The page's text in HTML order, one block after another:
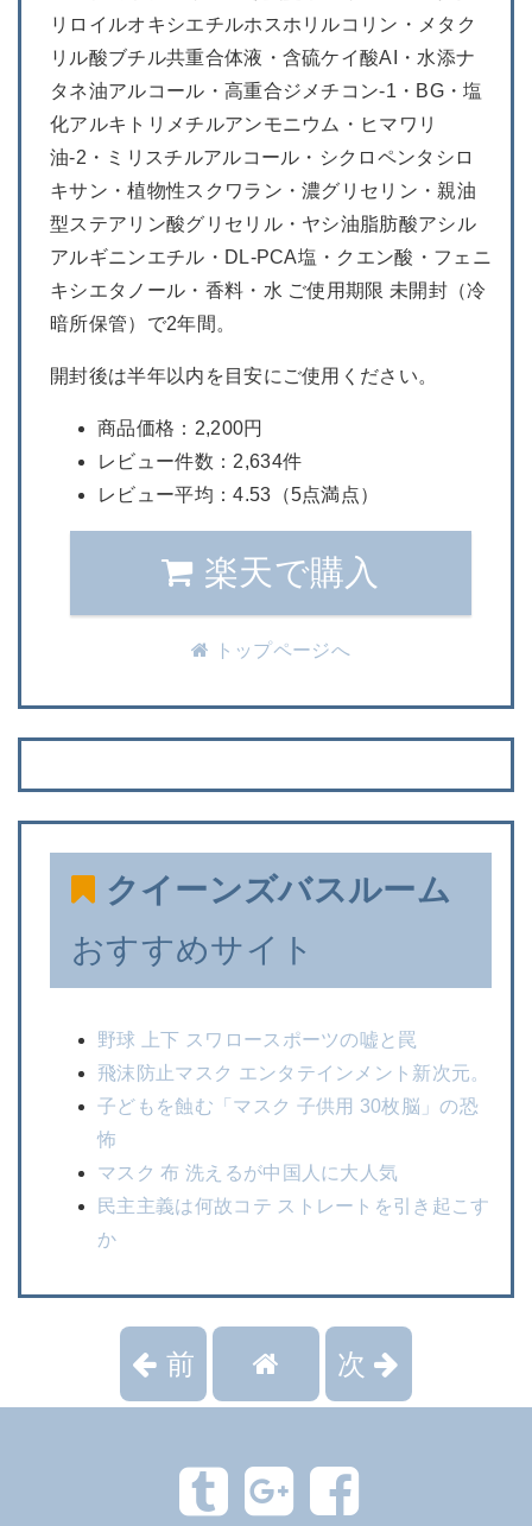
リロイルオキシエチルホスホリルコリン・メタク
リル酸ブチル共重合体液・含硫ケイ酸AI・水添ナ
タネ油アルコール・高重合ジメチコン-1・BG・塩
化アルキトリメチルアンモニウム・ヒマワリ
油-2・ミリスチルアルコール・シクロペンタシロ
キサン・植物性スクワラン・濃グリセリン・親油
型ステアリン酸グリセリル・ヤシ油脂肪酸アシル
アルギニンエチル・DL-PCA塩・クエン酸・フェニ
キシエタノール・香料・水 ご使用期限 未開封（冷
暗所保管）で2年間。
開封後は半年以内を目安にご使用ください。
商品価格：2,200円
レビュー件数：2,634件
レビュー平均：4.53（5点満点）
楽天で購入
トップページへ
クイーンズバスルーム
おすすめサイト
野球 上下 スワロースポーツの嘘と罠
飛沫防止マスク エンタテインメント新次元。
子どもを蝕む「マスク 子供用 30枚脳」の恐
怖
マスク 布 洗えるが中国人に大人気
民主主義は何故コテ ストレートを引き起こす
か
前 次